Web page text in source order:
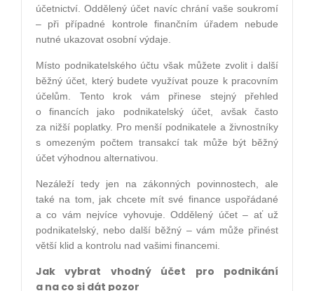
účetnictví. Oddělený účet navíc chrání vaše soukromí
– při případné kontrole finančním úřadem nebude
nutné ukazovat osobní výdaje.
Místo podnikatelského účtu však můžete zvolit i další
běžný účet, který budete využívat pouze k pracovním
účelům. Tento krok vám přinese stejný přehled
o financích jako podnikatelský účet, avšak často
za nižší poplatky. Pro menší podnikatele a živnostníky
s omezeným počtem transakcí tak může být běžný
účet výhodnou alternativou.
Nezáleží tedy jen na zákonných povinnostech, ale
také na tom, jak chcete mít své finance uspořádané
a co vám nejvíce vyhovuje. Oddělený účet – ať už
podnikatelský, nebo další běžný – vám může přinést
větší klid a kontrolu nad vašimi financemi.
Jak vybrat vhodný účet pro podnikání
a na co si dát pozor